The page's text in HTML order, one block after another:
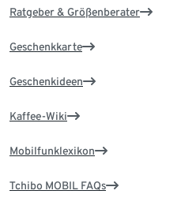
Ratgeber & Größenberater
Geschenkkarte
Geschenkideen
Kaffee-Wiki
Mobilfunklexikon
Tchibo MOBIL FAQs